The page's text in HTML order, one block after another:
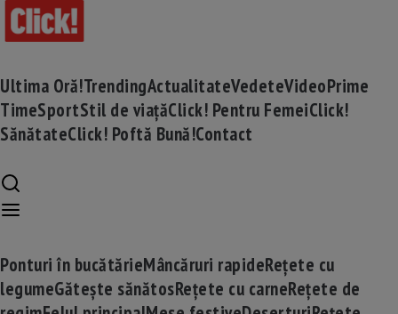
Ultima Oră!TrendingActualitateVedeteVideoPrime
TimeSportStil de viațăClick! Pentru FemeiClick!
SănătateClick! Poftă Bună!Contact
Ponturi în bucătărieMâncăruri rapideRețete cu
legumeGătește sănătosRețete cu carneRețete de